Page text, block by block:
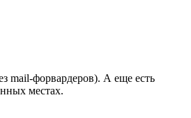
mail-форвардеров). А еще есть
местах.